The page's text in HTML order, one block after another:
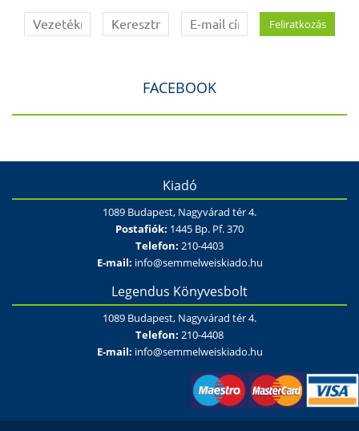
FACEBOOK
Kiadó
1089 Budapest, Nagyvárad tér 4.
Postafiók: 1445 Bp. Pf. 370
Telefon: 210-4403
E-mail: info@semmelweiskiado.hu
Legendus Könyvesbolt
1089 Budapest, Nagyvárad tér 4.
Telefon: 210-4408
E-mail: info@semmelweiskiado.hu